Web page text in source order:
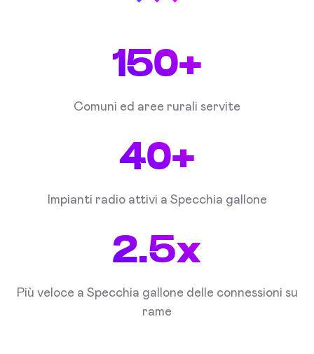
150+
Comuni ed aree rurali servite
40+
Impianti radio attivi a Specchia gallone
2.5x
Più veloce a Specchia gallone delle connessioni su
rame